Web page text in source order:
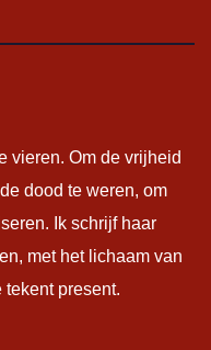
vieren. Om de vrijheid
dood te weren, om
Ik schrijf haar
met het lichaam van
present.